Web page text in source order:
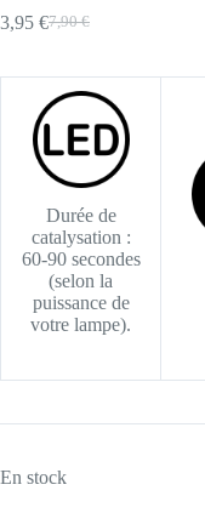
7,90€
Le
initial
était :
7,90 €.
3,95 €Le
actuel
est :
3,95 €.
Durée de
catalysation :
60-90 secondes
(selon la
puissance de
votre lampe).
En stock